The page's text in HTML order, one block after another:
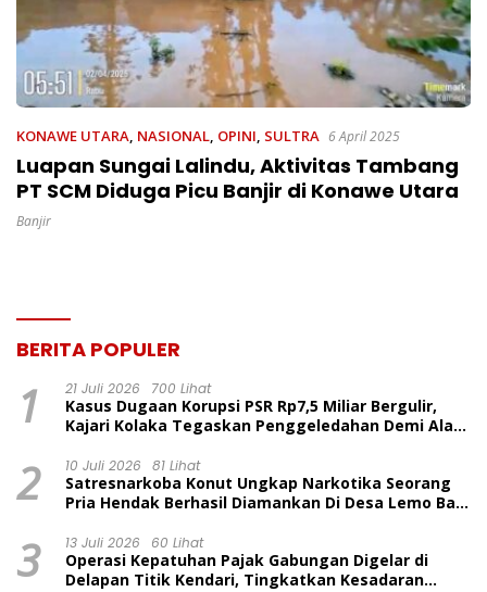
KONAWE UTARA, NASIONAL, OPINI, SULTRA 6 April 2025
Luapan Sungai Lalindu, Aktivitas Tambang
PT SCM Diduga Picu Banjir di Konawe Utara
Banjir
BERITA POPULER
1 21 Juli 2026 700 Lihat
Kasus Dugaan Korupsi PSR Rp7,5 Miliar Bergulir,
Kajari Kolaka Tegaskan Penggeledahan Demi Alat
2 10 Juli 2026 81 Lihat
Satresnarkoba Konut Ungkap Narkotika Seorang
Pria Hendak Berhasil Diamankan Di Desa Lemo Bajo
3 13 Juli 2026 60 Lihat
Operasi Kepatuhan Pajak Gabungan Digelar di
Delapan Titik Kendari, Tingkatkan Kesadaran